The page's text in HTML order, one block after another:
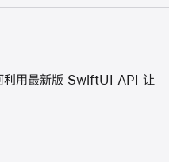
利用最新版 SwiftUI API 让